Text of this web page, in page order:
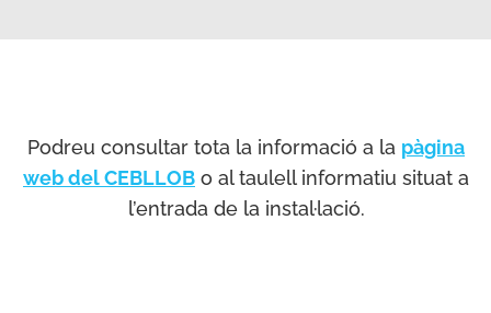
Podreu consultar tota la informació a la pàgina
web del CEBLLOB o al taulell informatiu situat a
l’entrada de la instal·lació.